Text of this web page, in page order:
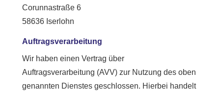
Corunnastraße 6
58636 Iserlohn
Auftragsverarbeitung
Wir haben einen Vertrag über
Auftragsverarbeitung (AVV) zur Nutzung des oben
genannten Dienstes geschlossen. Hierbei handelt